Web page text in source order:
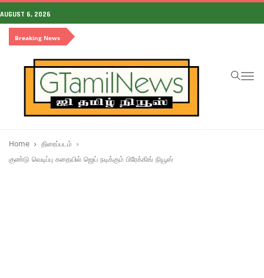
AUGUST 6, 2026
Breaking News
Home
திரைப்படம்
குண்டு வெடிப்பு கதையில் ஜெய் நடிக்கும் பிரேக்கிங் நியூஸ்